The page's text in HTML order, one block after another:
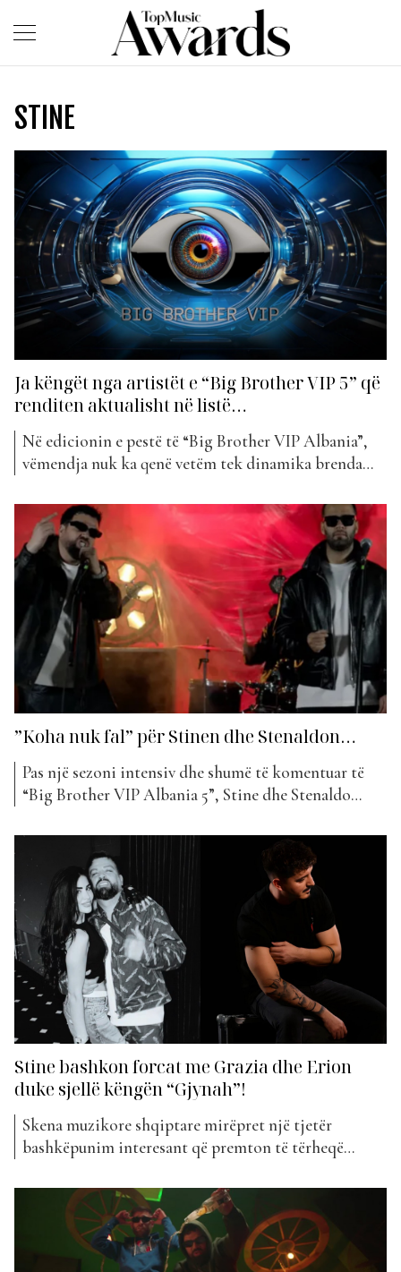
STINE
Ja këngët nga artistët e “Big Brother VIP 5” që
renditen aktualisht në listë…
Në edicionin e pestë të “Big Brother VIP Albania”,
vëmendja nuk ka qenë vetëm tek dinamika brenda
banorët kanë sjellë jashtë saj. Shumë prej tyre kanë
qenë të lidhur ngushtë me muzikën, duke publikuar
këngë që kanë reflektuar emocionet, historitë dhe
eksperiencat e...
”Koha nuk fal” për Stinen dhe Stenaldon…
Pas një sezoni intensiv dhe shumë të komentuar të
“Big Brother VIP Albania 5”, Stine dhe Stenaldo
përbashkët muzikor me titullin “Koha nuk fal”. Ky
bashkëpunim vjen si një vazhdimësi natyrale e lidhjes
së krijuar brenda shtëpisë më të famshme në
Shqipëri...
Stine bashkon forcat me Grazia dhe Erion
duke sjellë këngën “Gjynah”!
Skena muzikore shqiptare mirëpret një tjetër
bashkëpunim interesant që premton të tërheqë
bashkuar forcat me Grazia dhe Erion, për të sjellë
projektin e tyre më të ri muzikor, “Gjynah”. Kënga
“Gjynah” vjen si një ndërthurje e stilit karakteristik
të Stines me energjinë...